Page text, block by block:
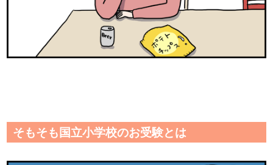
そもそも国立小学校のお受験とは